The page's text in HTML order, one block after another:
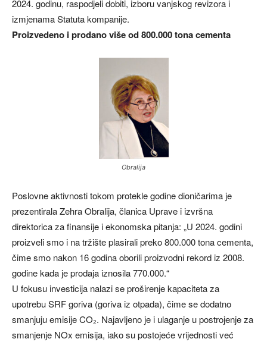
2024. godinu, raspodjeli dobiti, izboru vanjskog revizora i
izmjenama Statuta kompanije.
Proizvedeno i prodano više od 800.000 tona cementa
Obralija
Poslovne aktivnosti tokom protekle godine dioničarima je
prezentirala Zehra Obralija, članica Uprave i izvršna
direktorica za finansije i ekonomska pitanja: „U 2024. godini
proizveli smo i na tržište plasirali preko 800.000 tona cementa,
čime smo nakon 16 godina oborili proizvodni rekord iz 2008.
godine kada je prodaja iznosila 770.000.“
U fokusu investicija nalazi se proširenje kapaciteta za
upotrebu SRF goriva (goriva iz otpada), čime se dodatno
smanjuju emisije CO₂. Najavljeno je i ulaganje u postrojenje za
smanjenje NOx emisija, iako su postojeće vrijednosti već